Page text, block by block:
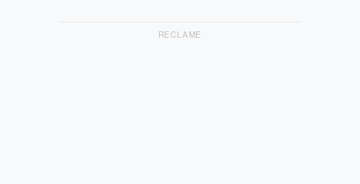
RECLAME